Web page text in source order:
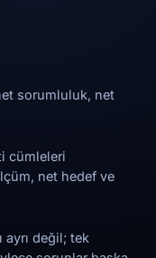
sorumluluk, net
cümleleri
net hedef ve
ayrı değil; tek